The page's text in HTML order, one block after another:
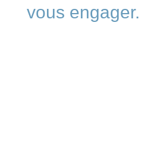
vous engager.